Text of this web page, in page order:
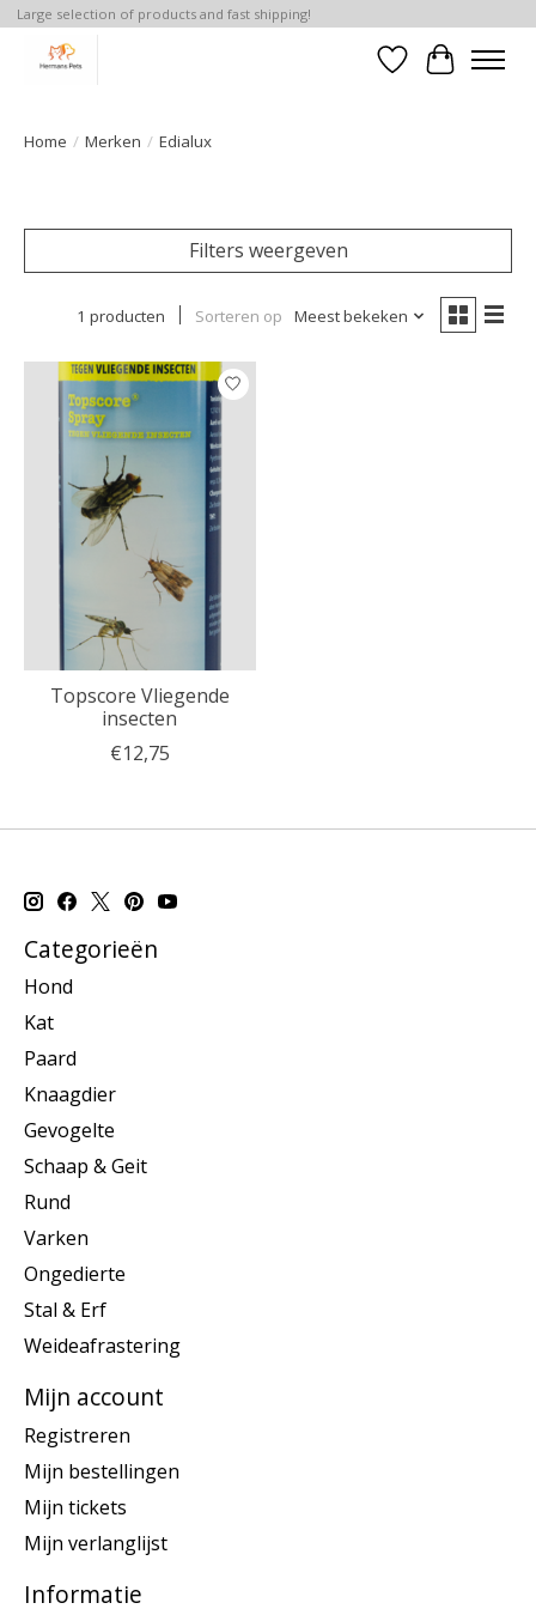
Large selection of products and fast shipping!
Verlanglijst
Home / Merken / Edialux
Filters weergeven
1 producten Sorteren op Meest bekeken
Topscore Vliegende
insecten
€12,75
Categorieën
Hond
Kat
Paard
Knaagdier
Gevogelte
Schaap & Geit
Rund
Varken
Ongedierte
Stal & Erf
Weideafrastering
Mijn account
Registreren
Mijn bestellingen
Mijn tickets
Mijn verlanglijst
Informatie